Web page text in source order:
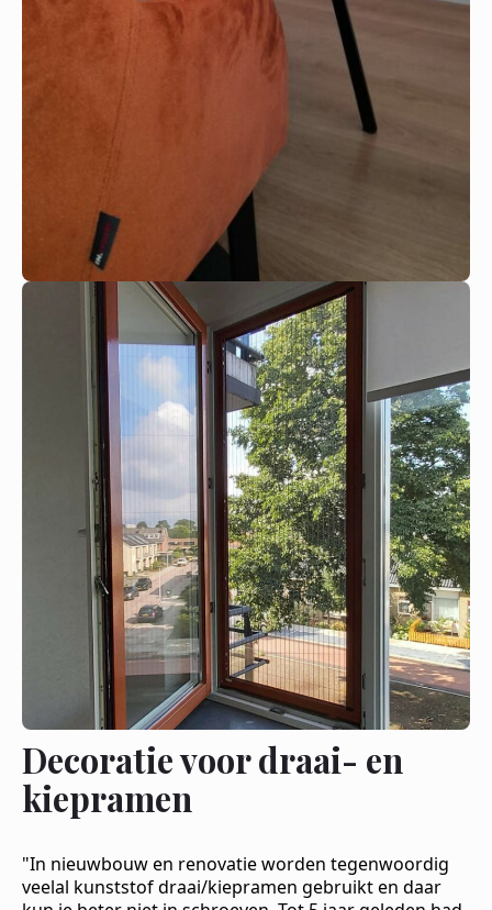
Decoratie voor draai- en
kiepramen
"In nieuwbouw en renovatie worden tegenwoordig
veelal kunststof draai/kiepramen gebruikt en daar